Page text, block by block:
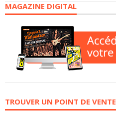
MAGAZINE DIGITAL
TROUVER UN POINT DE VENTE